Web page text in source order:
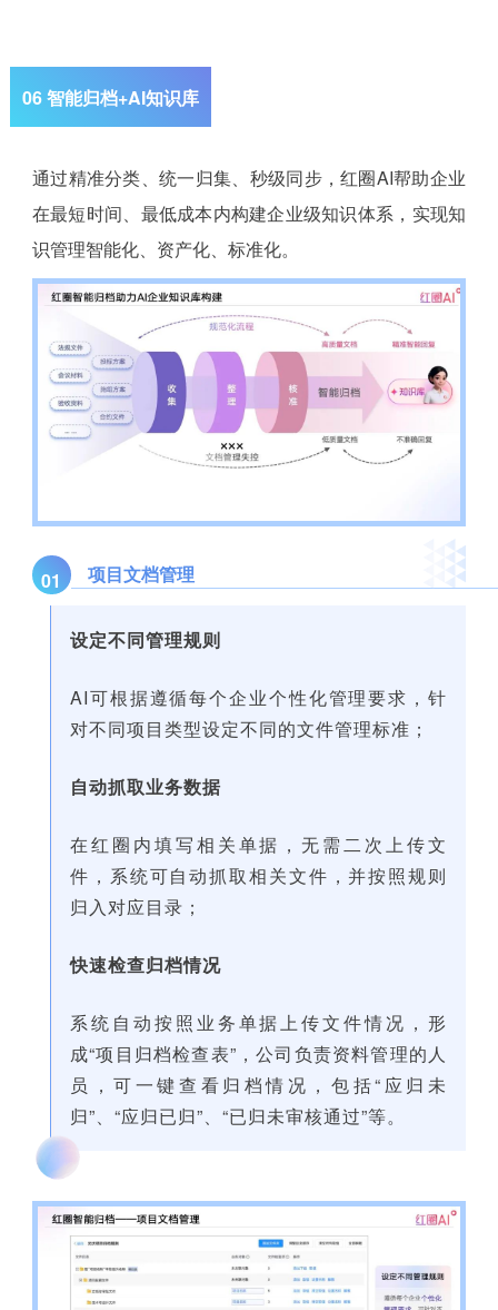
06 智能归档+AI知识库
通过精准分类、统一归集、秒级同步，红圈AI帮助企业
在最短时间、最低成本内构建企业级知识体系，实现知
识管理智能化、资产化、标准化。
01 项目文档管理
设定不同管理规则
AI可根据遵循每个企业个性化管理要求，针
对不同项目类型设定不同的文件管理标准；
自动抓取业务数据
在红圈内填写相关单据，无需二次上传文
件，系统可自动抓取相关文件，并按照规则
归入对应目录；
快速检查归档情况
系统自动按照业务单据上传文件情况，形
成“项目归档检查表”，公司负责资料管理的人
员，可一键查看归档情况，包括“应归未
归”、“应归已归”、“已归未审核通过”等。